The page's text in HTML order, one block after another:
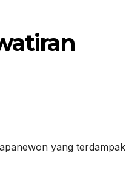
yang terdampak